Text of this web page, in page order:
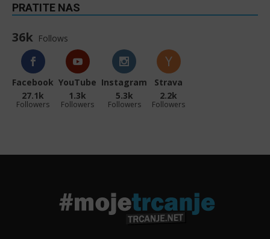
PRATITE NAS
36k Follows
Facebook
27.1k
Followers
YouTube
1.3k
Followers
Instagram
5.3k
Followers
Strava
2.2k
Followers